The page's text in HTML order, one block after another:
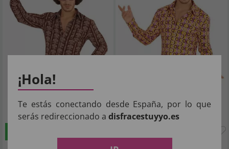
18,29€ 18,29€
¡Hola!
Te estás conectando desde España, por lo que
serás redireccionado a disfracestuyyo.es